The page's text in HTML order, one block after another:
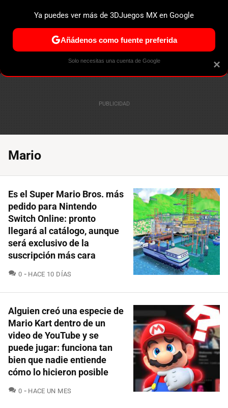
ESPECIALES PS5 NINTENDO SWITCH 2 XBOX
Mario
Es el Super Mario Bros. más
pedido para Nintendo
Switch Online: pronto
llegará al catálogo, aunque
será exclusivo de la
suscripción más cara
0 COMENTARIOS
HACE 10 DÍAS
Alguien creó una especie de
Mario Kart dentro de un
video de YouTube y se
puede jugar: funciona tan
bien que nadie entiende
cómo lo hicieron posible
0 COMENTARIOS
HACE UN MES
×
Ya puedes ver más de 3DJuegos MX en Google
Añádenos como fuente preferida
Solo necesitas una cuenta de Google